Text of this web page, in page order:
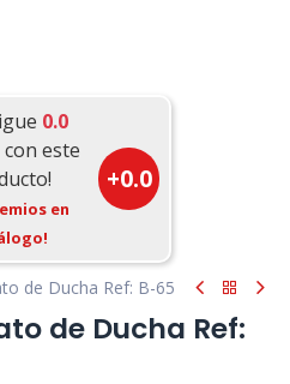
0.0
este
en
+0.0
de Ducha Ref: B-65
de Ducha Ref: